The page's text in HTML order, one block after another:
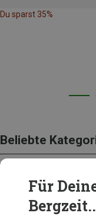
Du sparst 35%
Beliebte
Für